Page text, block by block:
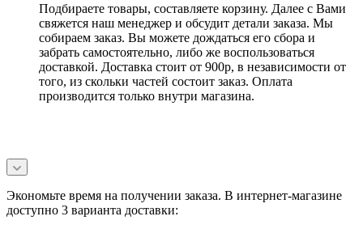
Подбираете товары, составляете корзину. Далее с Вами
свяжется наш менеджер и обсудит детали заказа. Мы
собираем заказ. Вы можете дождаться его сбора и
забрать самостоятельно, либо же воспользоваться
доставкой. Доставка стоит от 900р, в независимости от
того, из скольки частей состоит заказ. Оплата
производится только внутри магазина.
Экономьте время на получении заказа. В интернет-магазине
доступно 3 варианта доставки: